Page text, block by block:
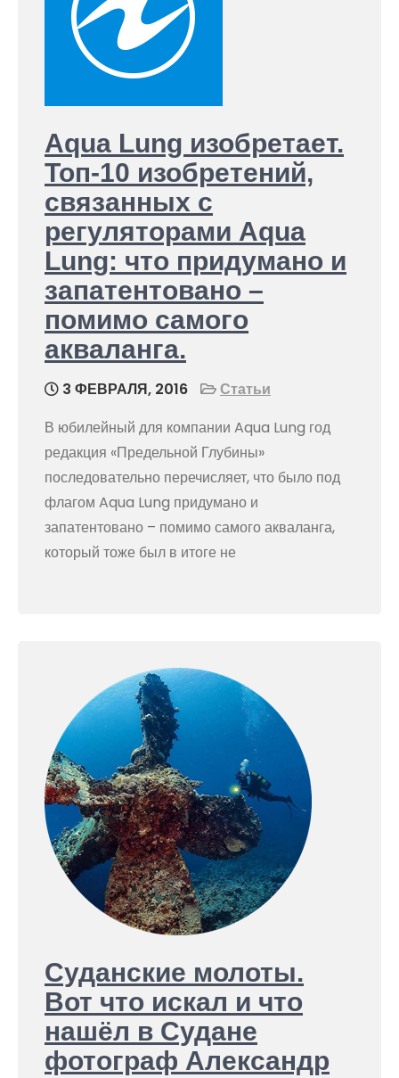
Aqua Lung изобретает.
Топ-10 изобретений,
связанных с
регуляторами Aqua
Lung: что придумано и
запатентовано –
помимо самого
акваланга.
3 ФЕВРАЛЯ, 2016
Статьи
В юбилейный для компании Aqua Lung год
редакция «Предельной Глубины»
последовательно перечисляет, что было под
флагом Aqua Lung придумано и
запатентовано – помимо самого акваланга,
который тоже был в итоге не
Суданские молоты.
Вот что искал и что
нашёл в Судане
фотограф Александр